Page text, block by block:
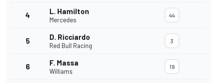
4 L. Hamilton
Mercedes
44
5 D. Ricciardo
Red Bull Racing
3
6 F. Massa
Williams
19